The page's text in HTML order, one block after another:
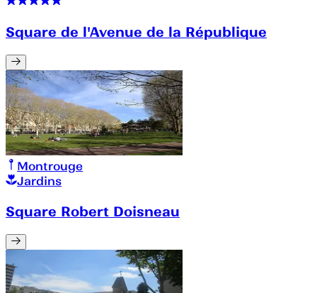
Square de l'Avenue de la République
Montrouge
Jardins
Square Robert Doisneau